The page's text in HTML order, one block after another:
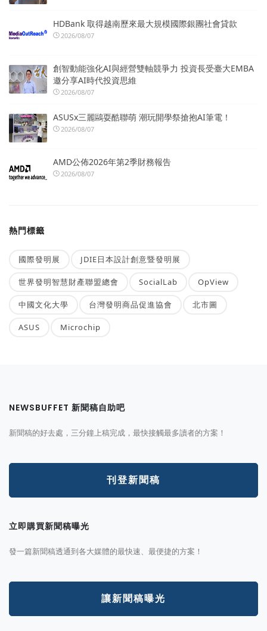
HDBank 取得越南歷來最大規模國際銀團社會貸款
2026/08/07
創智動能強化AI與經營雙軸競爭力 投資長受臺大EMBA
邀分享AI時代投資思維
2026/08/07
ASUSx三麗鷗耍酷聯萌 潮玩開學祭搶抱AI筆電！
2026/08/07
AMD公佈2026年第2季財務報告
2026/08/07
熱門標籤
國際發明展 JDIE日本設計創意暨發明展
世界發明智慧財產聯盟總會 SocialLab OpView
中國文化大學 台灣發明商品促進協會 北市圖
ASUS Microchip
NEWSBUFFET 新聞稿自助吧
新聞稿的好去處，三分鐘上稿完成，最快接觸最多讀者的方案！
刊登新聞稿
立即購買新聞稿曝光
發一篇新聞稿透通到各大媒體的最快速、最便捷的方案！
讓新聞稿曝光